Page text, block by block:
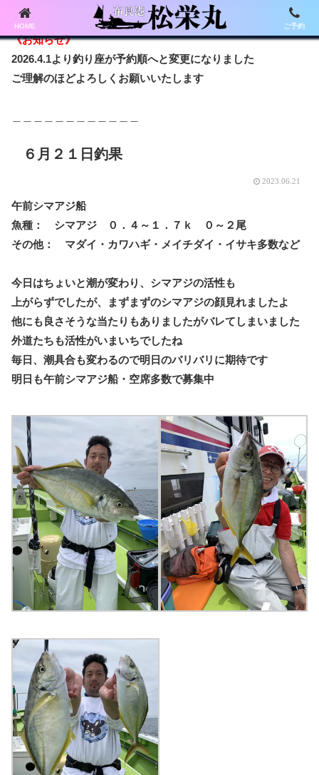
《お知らせ》
2026.4.1より釣り座が予約順へと変更になりました
ご理解のほどよろしくお願いいたします
６月２１日釣果
2023.06.21
午前シマアジ船
魚種： シマアジ ０．４～１．７ｋ ０～２尾
その他： マダイ・カワハギ・メイチダイ・イサキ多数など
今日はちょいと潮が変わり、シマアジの活性も
上がらずでしたが、まずまずのシマアジの顔見れましたよ
他にも良さそうな当たりもありましたがバレてしまいました
外道たちも活性がいまいちでしたね
毎日、潮具合も変わるので明日のバリバリに期待です
明日も午前シマアジ船・空席多数で募集中
HOME ご予約